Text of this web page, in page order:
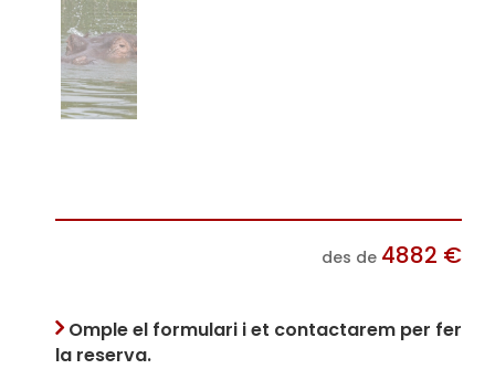
des de 4882 €
Omple el formulari i et contactarem per fer
la reserva.